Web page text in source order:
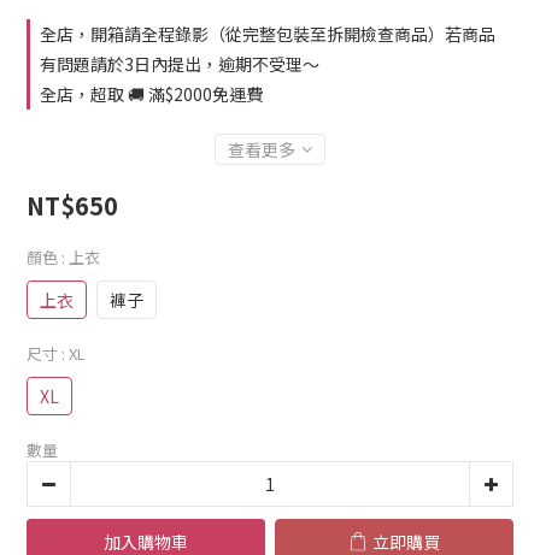
全店，開箱請全程錄影（從完整包裝至拆開檢查商品）若商品
有問題請於3日內提出，逾期不受理～
全店，超取 🚚 滿$2000免運費
查看更多
NT$650
顏色 : 上衣
上衣 褲子
尺寸 : XL
XL
數量
加入購物車 立即購買